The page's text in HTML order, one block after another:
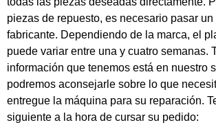
piezas de repuesto, es necesario pasar un
fabricante. Dependiendo de la marca, el
puede variar entre una y cuatro semanas.
información que tenemos está en nuestro
podremos aconsejarle sobre lo que
entregue la máquina para su reparación.
siguiente a la hora de cursar su pedido: